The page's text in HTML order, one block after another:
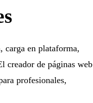
carga en plataforma,
creador de páginas web
profesionales,